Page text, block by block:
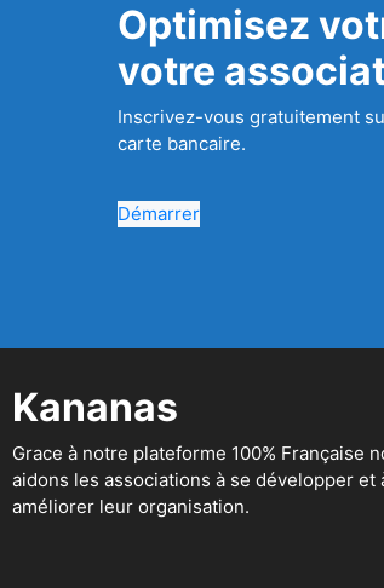
Optimisez
votre
Inscrivez-vous gratuitement
carte bancaire.
Démarrer
Kananas
Grace à notre plateforme 100% Française
aidons les associations à se développer et
améliorer leur organisation.